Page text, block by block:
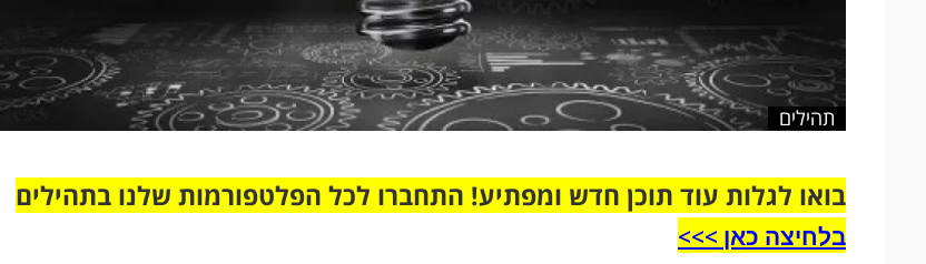
תהילים
בואו לגלות עוד תוכן חדש ומפתיע! התחברו לכל הפלטפורמות שלנו בתהילים
בלחיצה כאן >>>​